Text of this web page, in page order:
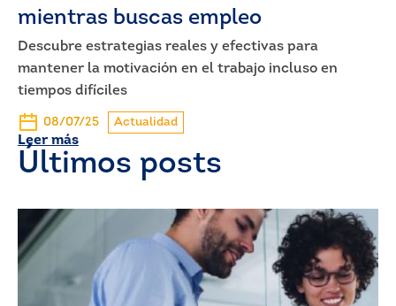
mientras buscas empleo
Descubre estrategias reales y efectivas para
mantener la motivación en el trabajo incluso en
tiempos difíciles
08/07/25 Actualidad
Leer más
Últimos posts